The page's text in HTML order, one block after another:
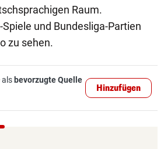
Raum.
und Bundesliga-Partien
zu sehen.
als bevorzugte Quelle
Hinzufügen